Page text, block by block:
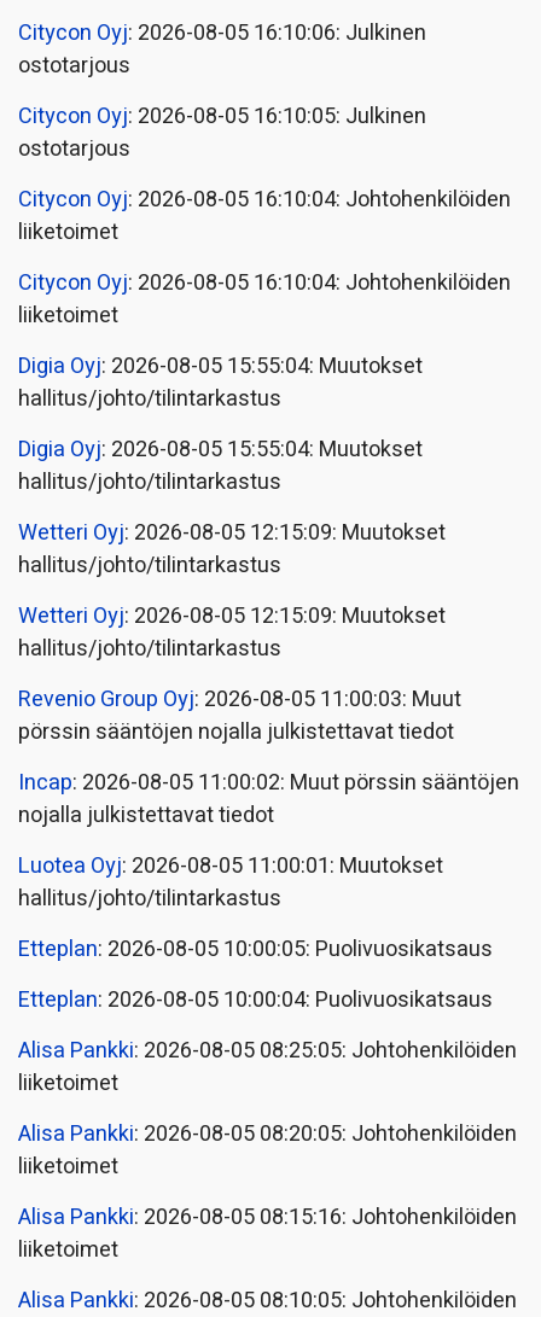
Citycon Oyj: 2026-08-05 16:10:06: Julkinen
ostotarjous
Citycon Oyj: 2026-08-05 16:10:05: Julkinen
ostotarjous
Citycon Oyj: 2026-08-05 16:10:04: Johtohenkilöiden
liiketoimet
Citycon Oyj: 2026-08-05 16:10:04: Johtohenkilöiden
liiketoimet
Digia Oyj: 2026-08-05 15:55:04: Muutokset
hallitus/johto/tilintarkastus
Digia Oyj: 2026-08-05 15:55:04: Muutokset
hallitus/johto/tilintarkastus
Wetteri Oyj: 2026-08-05 12:15:09: Muutokset
hallitus/johto/tilintarkastus
Wetteri Oyj: 2026-08-05 12:15:09: Muutokset
hallitus/johto/tilintarkastus
Revenio Group Oyj: 2026-08-05 11:00:03: Muut
pörssin sääntöjen nojalla julkistettavat tiedot
Incap: 2026-08-05 11:00:02: Muut pörssin sääntöjen
nojalla julkistettavat tiedot
Luotea Oyj: 2026-08-05 11:00:01: Muutokset
hallitus/johto/tilintarkastus
Etteplan: 2026-08-05 10:00:05: Puolivuosikatsaus
Etteplan: 2026-08-05 10:00:04: Puolivuosikatsaus
Alisa Pankki: 2026-08-05 08:25:05: Johtohenkilöiden
liiketoimet
Alisa Pankki: 2026-08-05 08:20:05: Johtohenkilöiden
liiketoimet
Alisa Pankki: 2026-08-05 08:15:16: Johtohenkilöiden
liiketoimet
Alisa Pankki: 2026-08-05 08:10:05: Johtohenkilöiden